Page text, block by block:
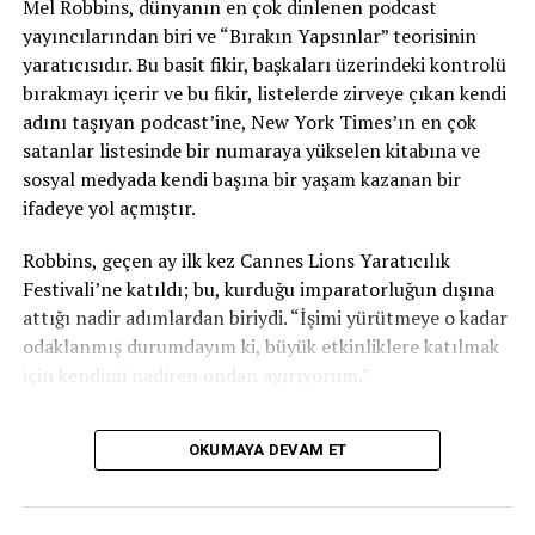
topluluğuyuz.Biraz daha fazlası var ama ana fikri
anladınız.
DWNLOAD Media’nınduyurulmasından bu yana geçen
250’ye yakın günde günlerimi yüzlerce podcast
şirketiyle konuşarak geçirdim. ABD’den Avrupa’ya,
Asya’ya seyahat ettim ve dünya çapındaki podcast
endüstrisi hakkında bilgi sahibi oldum.
Industries’tekiortaklarımızın yardımıyla60’tan fazla
podcast şirketi üzerinde durum tespiti yaptık ve bir
düzineden fazla şirket üzerinde derinlemesine
incelemeler yaptık.
bazılarından da uzaklaştık. Sermayeyi kapatmak için
sayısız VC, aile ofisi ve Özel Sermaye fonuyla
görüştük. Geçen yıl podcast alanını yaşamak ve nefes
Mel Robbins, dünyanın en çok dinlenen podcast
yayıncılarından biri ve “Bırakın Yapsınlar” teorisinin
yaratıcısıdır. Bu basit fikir, başkaları üzerindeki kontrolü
bırakmayı içerir ve bu fikir, listelerde zirveye çıkan kendi
adını taşıyan podcast’ine, New York Times’ın en çok
satanlar listesinde bir numaraya yükselen kitabına ve
sosyal medyada kendi başına bir yaşam kazanan bir
ifadeye yol açmıştır.
Robbins, geçen ay ilk kez Cannes Lions Yaratıcılık
Festivali’ne katıldı; bu, kurduğu imparatorluğun dışına
attığı nadir adımlardan biriydi. “İşimi yürütmeye o kadar
odaklanmış durumdayım ki, büyük etkinliklere katılmak
için kendimi nadiren ondan ayırıyorum.”
Ancak reklam satış ortağı SiriusXM ile birlikte katılmaya
davet edilmesiyle, 2026 festivali programına uyan ilk
OKUMAYA DEVAM ET